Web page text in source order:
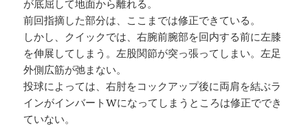
が底屈して地面から離れる。
前回指摘した部分は、ここまでは修正できている。
しかし、クイックでは、右腕前腕部を回内する前に左膝
を伸展してしまう。左股関節が突っ張ってしまい。左足
外側広筋が弛まない。
投球によっては、右肘をコックアップ後に両肩を結ぶラ
インがインバートWになってしまうところは修正ででき
ていない。